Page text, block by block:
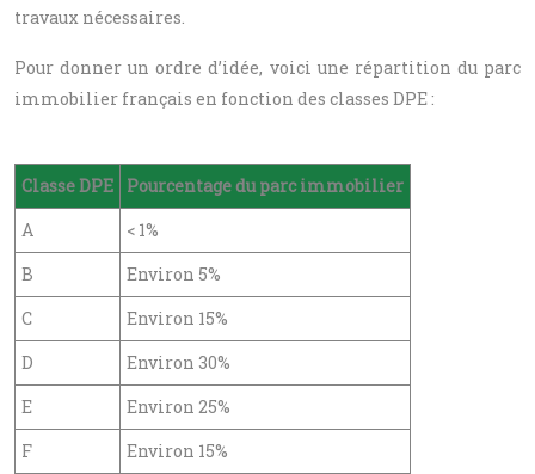
travaux nécessaires.
Pour donner un ordre d’idée, voici une répartition du parc
immobilier français en fonction des classes DPE :
Classe DPE
Pourcentage du parc immobilier
A
< 1%
B
Environ 5%
C
Environ 15%
D
Environ 30%
E
Environ 25%
F
Environ 15%